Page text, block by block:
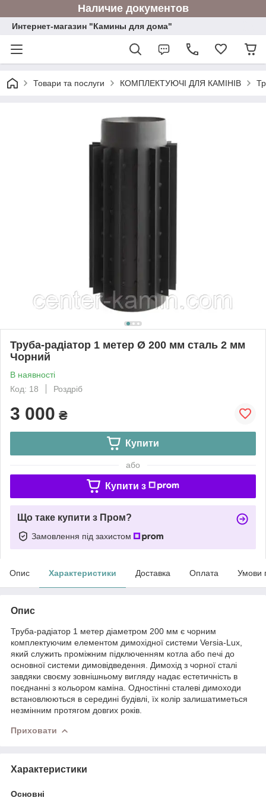
Наличие документов
Интернет-магазин "Камины для дома"
Товари та послуги КОМПЛЕКТУЮЧІ ДЛЯ КАМІНІВ
Труба-радіатор 1 метер Ø 200 мм сталь 2 мм
Чорний
В наявності
Код: 18
Роздріб
3 000 ₴
Купити
або
Купити з
Що таке купити з Пром?
Замовлення під захистом
Опис Характеристики Доставка Оплата Умови
Опис
Труба-радіатор 1 метер діаметром 200 мм є чорним
комплектуючим елементом димохідної системи Versia-Lux,
який служить проміжним підключенням котла або печі до
основної системи димовідведення. Димохід з чорної сталі
завдяки своєму зовнішньому вигляду надає естетичність в
поєднанні з кольором каміна. Одностінні сталеві димоходи
встановлюються в середині будівлі, їх колір залишатиметься
незмінним протягом довгих років.
Приховати
Характеристики
Основні